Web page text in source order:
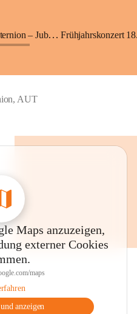
150 Jahre Freiwillige Feuerwehr Paternion – Jubiläumsfest Frühjahrskonzert
AUT
Maps anzuzeigen,
externer Cookies
maps
anzeigen